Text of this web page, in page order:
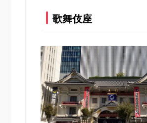
歌舞伎座